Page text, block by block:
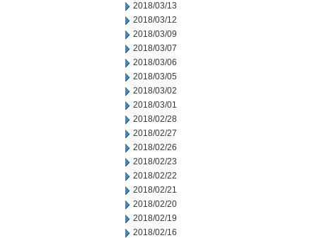
2018/03/13
2018/03/12
2018/03/09
2018/03/07
2018/03/06
2018/03/05
2018/03/02
2018/03/01
2018/02/28
2018/02/27
2018/02/26
2018/02/23
2018/02/22
2018/02/21
2018/02/20
2018/02/19
2018/02/16